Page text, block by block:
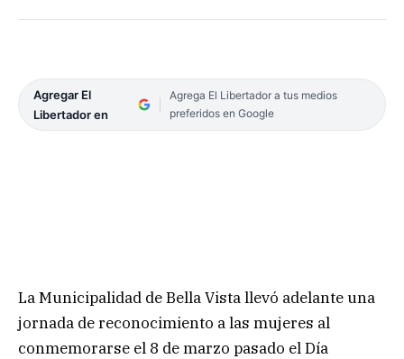
Agregar El
Libertador en
Agrega El Libertador a tus medios
preferidos en Google
La Municipalidad de Bella Vista llevó adelante una
jornada de reconocimiento a las mujeres al
conmemorarse el 8 de marzo pasado el Día